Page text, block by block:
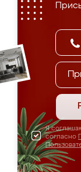
Я
согласно